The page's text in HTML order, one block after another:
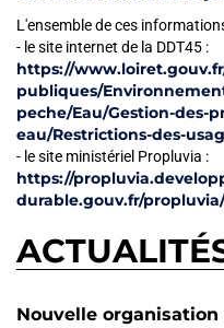
L'ensemble de ces
- le site internet de la DDT45 :
https://
publiques/
peche/Eau/Gestion-des-
eau/Restrictions-des-
- le site ministériel Propluvia :
https://
durable.gouv.fr/
Nouvelle